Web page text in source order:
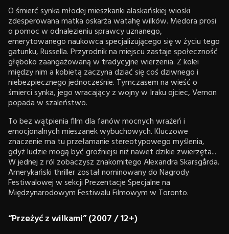
O śmierć synka młodej mieszkanki alaskańskiej wioski
zdesperowana matka oskarża watahę wilków. Medora prosi
o pomoc w odnalezieniu sprawcy uznanego,
emerytowanego naukowca specjalizującego się w życiu tego
gatunku, Russella. Przyrodnik na miejscu zastaje społeczność
głęboko zaangażowaną w tradycyjne wierzenia. Z kolei
między nim a kobietą zaczyna dziać się coś dziwnego i
niebezpiecznego jednocześnie. Tymczasem na wieść o
śmierci synka, jego wracający z wojny w Iraku ojciec, Vernon
popada w szaleństwo.
To bez wątpienia film dla fanów mocnych wrażeń i
emocjonalnych mieszanek wybuchowych. Kluczowe
znaczenie ma tu przełamanie stereotypowego myślenia,
gdyż ludzie mogą być groźniejsi niż nawet dzikie zwierzęta...
W jednej z ról zobaczysz znakomitego Alexandra Skarsgårda.
Amerykański thriller został nominowany do Nagrody
Festiwalowej w sekcji Prezentacje Specjalne na
Międzynarodowym Festiwalu Filmowym w Toronto.
“Przeżyć z wilkami” (2007 / 12+)